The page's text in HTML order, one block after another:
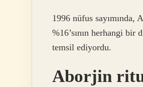
1996 nüfus sayımında,
%16’sının herhangi bir
temsil ediyordu.
Aborjin